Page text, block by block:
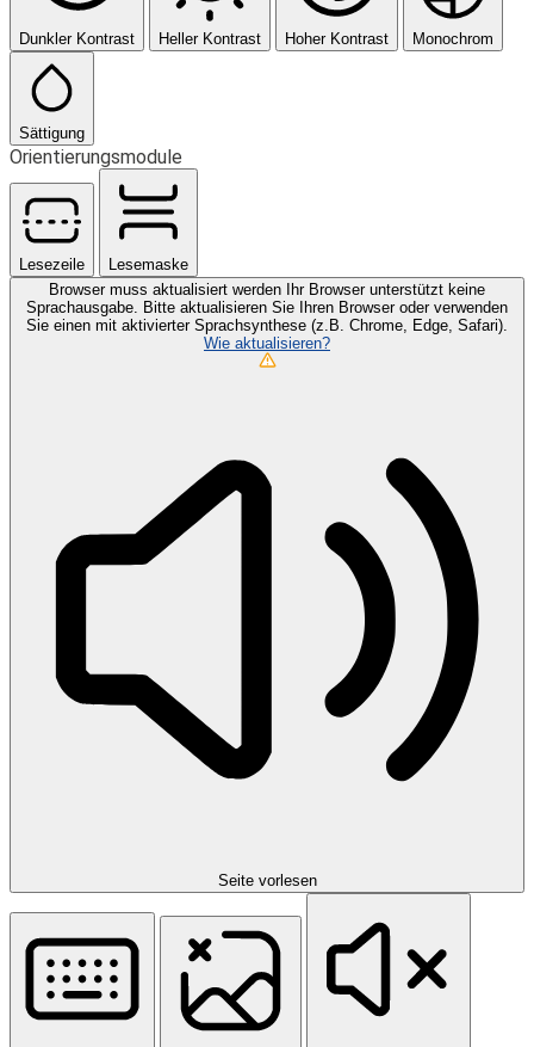
Dunkler Kontrast Heller Kontrast Hoher Kontrast Monochrom
Sättigung
Orientierungsmodule
Lesezeile
Lesemaske
Browser muss aktualisiert werden Ihr Browser unterstützt keine
Sprachausgabe. Bitte aktualisieren Sie Ihren Browser oder verwenden
Sie einen mit aktivierter Sprachsynthese (z.B. Chrome, Edge, Safari).
Wie aktualisieren?
Seite vorlesen